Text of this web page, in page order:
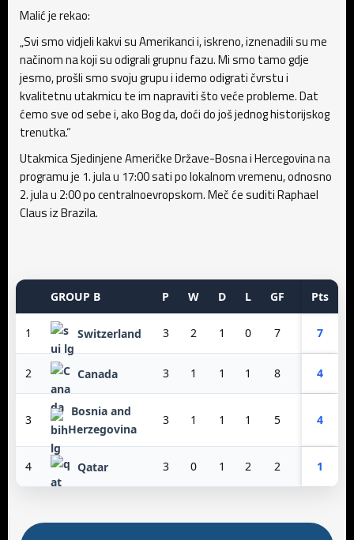
Malić je rekao:
„Svi smo vidjeli kakvi su Amerikanci i, iskreno, iznenadili su me
načinom na koji su odigrali grupnu fazu. Mi smo tamo gdje
jesmo, prošli smo svoju grupu i idemo odigrati čvrstu i
kvalitetnu utakmicu te im napraviti što veće probleme. Dat
ćemo sve od sebe i, ako Bog da, doći do još jednog historijskog
trenutka.“
Utakmica Sjedinjene Američke Države-Bosna i Hercegovina na
programu je 1. jula u 17:00 sati po lokalnom vremenu, odnosno
2. jula u 2:00 po centralnoevropskom. Meč će suditi Raphael
Claus iz Brazila.
GROUP B P W D L GF GA
Pts
1 Switzerland 3 2 1 0 7 7
2 Canada 3 1 1 1 8 4
3
Bosnia and
Herzegovina
3 1 1 1 5 4
4 Qatar 3 0 1 2 2 1